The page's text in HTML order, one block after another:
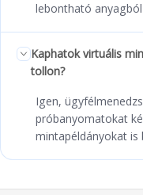
lebontható
Kaphatok virtuális
tollon?
Igen,
próbanyomatokat
mintapéldányokat is